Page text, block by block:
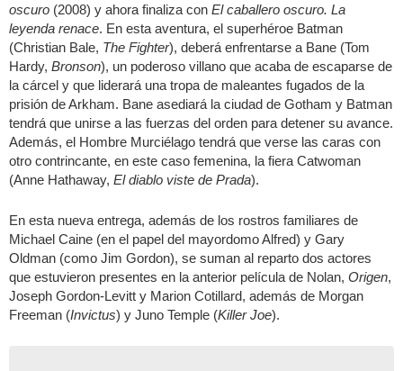
oscuro (2008) y ahora finaliza con El caballero oscuro. La
leyenda renace. En esta aventura, el superhéroe Batman
(Christian Bale, The Fighter), deberá enfrentarse a Bane (Tom
Hardy, Bronson), un poderoso villano que acaba de escaparse de
la cárcel y que liderará una tropa de maleantes fugados de la
prisión de Arkham. Bane asediará la ciudad de Gotham y Batman
tendrá que unirse a las fuerzas del orden para detener su avance.
Además, el Hombre Murciélago tendrá que verse las caras con
otro contrincante, en este caso femenina, la fiera Catwoman
(Anne Hathaway, El diablo viste de Prada).
En esta nueva entrega, además de los rostros familiares de
Michael Caine (en el papel del mayordomo Alfred) y Gary
Oldman (como Jim Gordon), se suman al reparto dos actores
que estuvieron presentes en la anterior película de Nolan, Origen,
Joseph Gordon-Levitt y Marion Cotillard, además de Morgan
Freeman (Invictus) y Juno Temple (Killer Joe).